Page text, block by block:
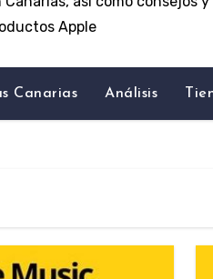
Apple
Canarias Análisis